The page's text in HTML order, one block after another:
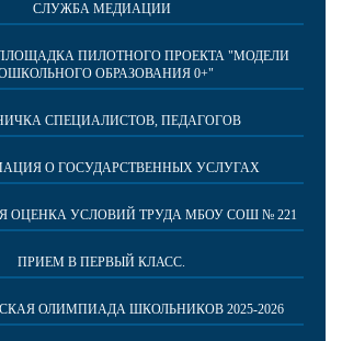
СЛУЖБА МЕДИАЦИИ
ПИЛОТНОГО ПРОЕКТА "МОДЕЛИ
ОБРАЗОВАНИЯ 0+"
СПЕЦИАЛИСТОВ, ПЕДАГОГОВ
О ГОСУДАРСТВЕННЫХ УСЛУГАХ
ОЦЕНКА УСЛОВИЙ ТРУДА МБОУ СОШ № 221
ПРИЕМ В ПЕРВЫЙ КЛАСС.
ОЛИМПИАДА ШКОЛЬНИКОВ 2025-2026